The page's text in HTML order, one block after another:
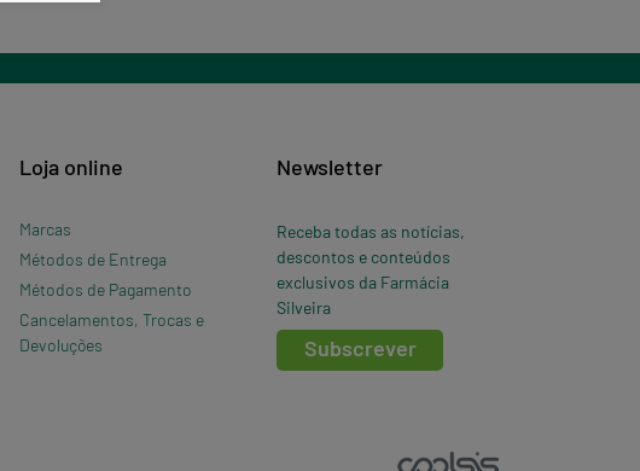
Loja online
Marcas
Métodos de Entrega
Métodos de Pagamento
Cancelamentos, Trocas e
Devoluções
Newsletter
Receba todas as notícias,
descontos e conteúdos
exclusivos da Farmácia
Silveira
Subscrever